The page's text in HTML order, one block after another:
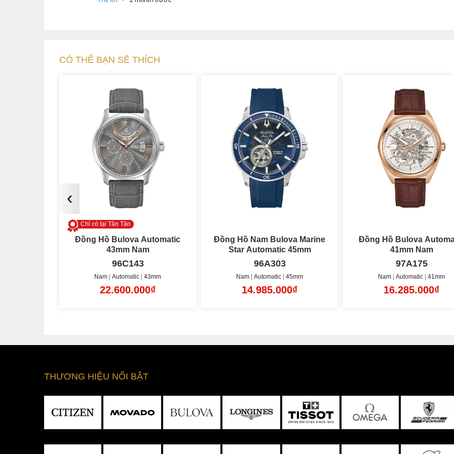
CÓ THỂ BẠN SẼ THÍCH
Đồng Hồ Nam Bulova Marine
Star Automatic 45mm
96A303
Nam Automatic 45mm
14.985.000₫
Đồng Hồ Bulova Automatic
41mm Nam
97A175
Nam Automatic 41mm
16.285.000₫
Đồng Hồ Bulova
42mm Nam
96C130
Nam Automatic 42mm
9.500.000₫
‹
THƯƠNG HIỆU NỔI BẬT